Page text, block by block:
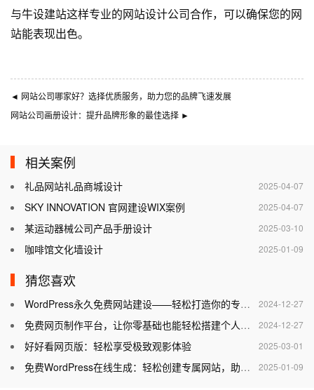
与牛设建站这样专业的网站设计公司合作，可以确保您的网
站能表现出色。
◄ 网站公司哪家好？选择优质服务，助力您的品牌飞速发展
网站公司画册设计：提升品牌形象的最佳选择 ►
相关案例
2025-04-07
礼品网站礼品商城设计
2025-04-07
SKY INNOVATION 官网建设WIX案例
2025-03-10
某运动器械公司产品手册设计
2025-01-09
咖啡馆文化墙设计
猜您喜欢
2024-12-27
WordPress永久免费网站建设——轻松打造你的专属网站
2024-12-27
免费网页制作平台，让你零基础也能轻松搭建个人网站
2025-03-01
好好看网页版：轻松享受极致观影体验
2025-01-09
免费WordPress在线生成：轻松创建专属网站，助力个人与企业腾飞